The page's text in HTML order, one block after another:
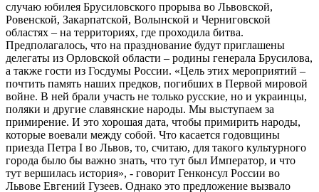
случаю юбилея Брусиловского прорыва во Львовской,
Ровенской, Закарпатской, Волынской и Черниговской
областях – на территориях, где проходила битва.
Предполагалось, что на празднование будут приглашены
делегаты из Орловской области – родины генерала Брусилова,
а также гости из Госдумы России. «Цель этих мероприятий –
почтить память наших предков, погибших в Первой мировой
войне. В ней брали участь не только русские, но и украинцы,
поляки и другие славянские народы. Мы выступаем за
примирение. И это хорошая дата, чтобы примирить народы,
которые воевали между собой. Что касается годовщины
приезда Петра I во Львов, то, считаю, для такого культурного
города было бы важно знать, что тут был Император, и что
тут вершилась история», - говорит Генконсул России во
Львове Евгений Гузеев. Однако это предложение вызвало